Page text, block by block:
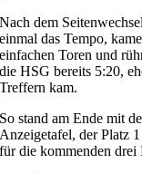
Nach dem
einmal das Tempo,
einfachen Toren und
die HSG bereits 5:20,
Treffern kam.
So stand am Ende mit
Anzeigetafel, der Platz
für die kommenden drei